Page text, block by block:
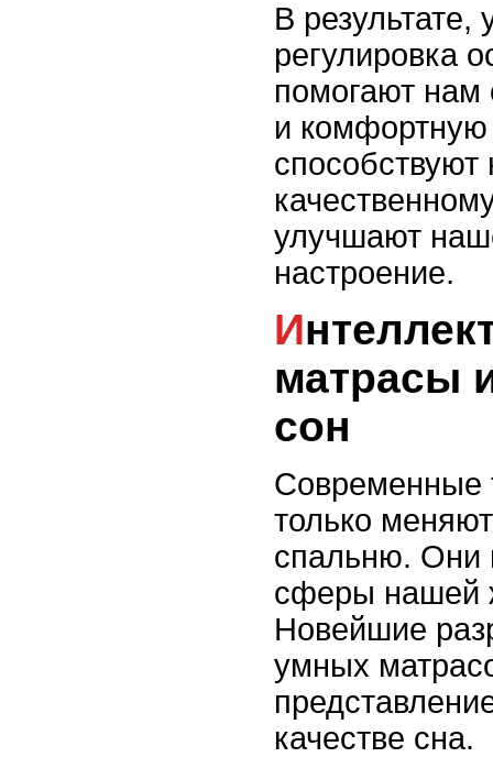
В результате,
регулировка
помогают нам
и
улучшают
настроение.
Интеллектуальные
матрасы
сон
Современные
только
спальню. Они
сферы нашей
Новейшие
умных
качестве сна.